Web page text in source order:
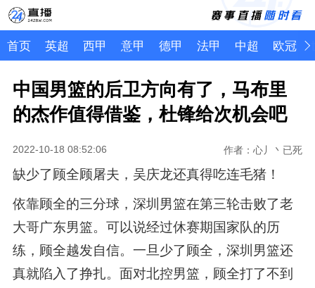
首页 英超 西甲 意甲 德甲 法甲 中超 欧冠
中国男篮的后卫方向有了，马布里
的杰作值得借鉴，杜锋给次机会吧
2022-10-18 08:52:06 作者：心丿丶已死
缺少了顾全顾屠夫，吴庆龙还真得吃连毛猪！
依靠顾全的三分球，深圳男篮在第三轮击败了老
大哥广东男篮。可以说经过休赛期国家队的历
练，顾全越发自信。一旦少了顾全，深圳男篮还
真就陷入了挣扎。面对北控男篮，顾全打了不到